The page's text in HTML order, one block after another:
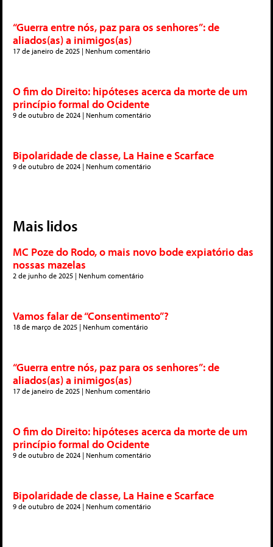
“Guerra entre nós, paz para os senhores”: de
aliados(as) a inimigos(as)
17 de janeiro de 2025 Nenhum comentário
O fim do Direito: hipóteses acerca da morte de um
princípio formal do Ocidente
9 de outubro de 2024 Nenhum comentário
Bipolaridade de classe, La Haine e Scarface
9 de outubro de 2024 Nenhum comentário
Mais lidos
MC Poze do Rodo, o mais novo bode expiatório das
nossas mazelas
2 de junho de 2025 Nenhum comentário
Vamos falar de “Consentimento”?
18 de março de 2025 Nenhum comentário
“Guerra entre nós, paz para os senhores”: de
aliados(as) a inimigos(as)
17 de janeiro de 2025 Nenhum comentário
O fim do Direito: hipóteses acerca da morte de um
princípio formal do Ocidente
9 de outubro de 2024 Nenhum comentário
Bipolaridade de classe, La Haine e Scarface
9 de outubro de 2024 Nenhum comentário